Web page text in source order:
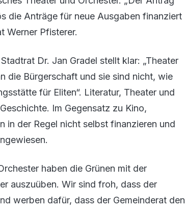
die Anträge für neue Ausgaben finanziert
Werner Pfisterer.
Dr. Jan Gradel stellt klar: „Theater
die Bürgerschaft und sie sind nicht, wie
für Eliten“. Literatur, Theater und
Im Gegensatz zu Kino,
in der Regel nicht selbst finanzieren und
haben die Grünen mit der
auszuüben. Wir sind froh, dass der
werben dafür, dass der Gemeinderat den